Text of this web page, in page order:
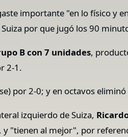
importante "en lo físico
por que jugó los 90
B con 7 unidades,
2-1.
por 2-0; y en octavos
izquierdo de Suiza,
"tienen al mejor", por